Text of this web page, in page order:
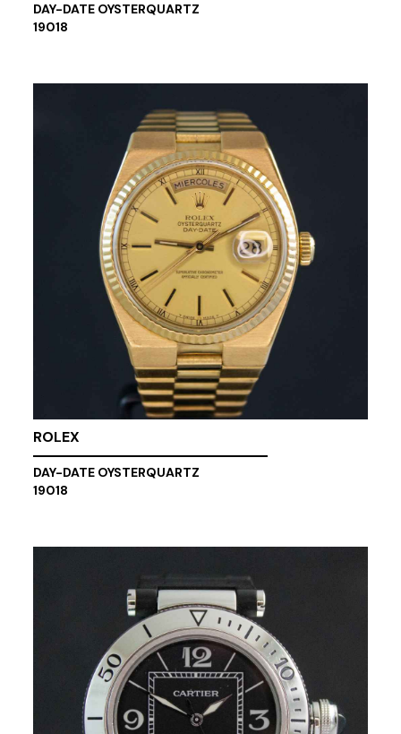
DAY-DATE OYSTERQUARTZ
19018
ROLEX
DAY-DATE OYSTERQUARTZ
19018